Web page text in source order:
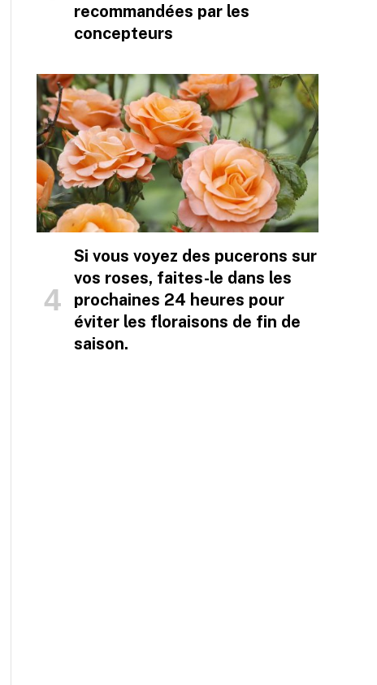
recommandées par les
concepteurs
Si vous voyez des pucerons sur
vos roses, faites-le dans les
prochaines 24 heures pour
éviter les floraisons de fin de
saison.